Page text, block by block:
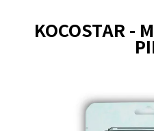
KOCOSTAR -